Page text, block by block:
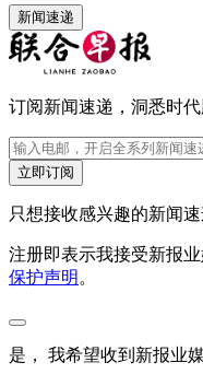
新闻速递
订阅新闻速递，洞悉时代
立即订阅
只想接收感兴趣的新闻速
注册即表示我接受新报
保护声明 。
是， 我希望收到新报业